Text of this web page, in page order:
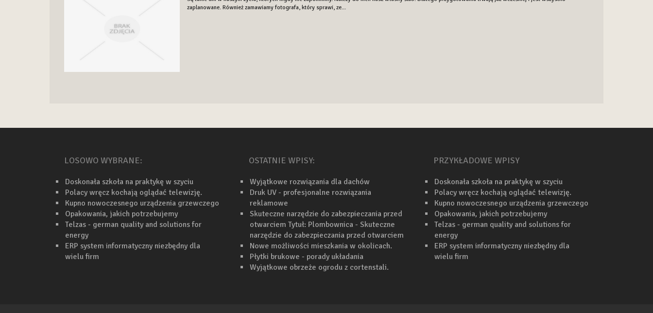
zaplanowane. Również zamawiamy fotografa, który sprawi, ze...
LOSOWO WYBRANE:
Doskonała szkoła na praktykę w szyciu
Polacy wręcz kochają oglądać telewizję.
Kupno nowoczesnego urządzenia grzewczego
Opakowania, jakich potrzebujemy
Telzas - german quality and solutions for
energy
ERP system informatyczny niezbędny dla
wielu firm
OSTATNIE WPISY:
Wyjątkowe rozwiązania dla dachów
Druk UV - profesjonalne rozwiązania
reklamowe
Skuteczne narzędzie do zabezpieczania przed
otwarciem Tytuł: Plombownica - Skuteczne
narzędzie do zabezpieczania przed otwarciem
Nowe możliwości mieszkania w okolicach.
Płytki brukowe - porady układania
Wyjątkowe obrzeże ogrodu z cortenstali.
PRZYKŁADOWE WPISY
Doskonała szkoła na praktykę w szyciu
Polacy wręcz kochają oglądać telewizję.
Kupno nowoczesnego urządzenia grzewczego
Opakowania, jakich potrzebujemy
Telzas - german quality and solutions for
energy
ERP system informatyczny niezbędny dla
wielu firm